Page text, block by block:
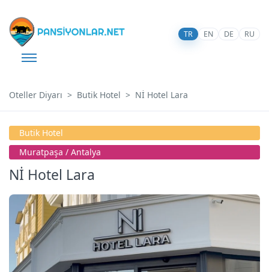
TR EN DE RU
Oteller Diyarı Butik Hotel Nİ Hotel Lara
Butik Hotel
Muratpaşa / Antalya
Nİ Hotel Lara